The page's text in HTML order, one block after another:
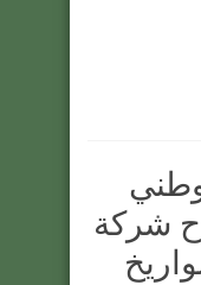
شركة